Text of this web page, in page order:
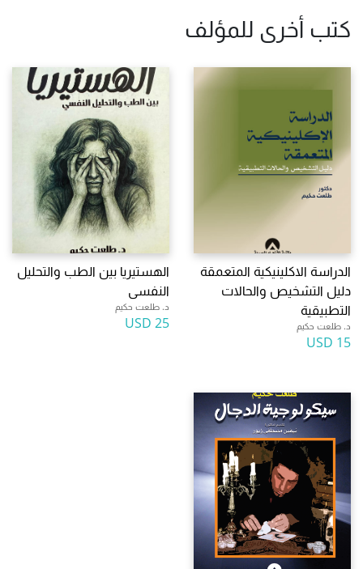
كتب أخرى للمؤلف
الدراسة الاكلينيكية المتعمقة
دليل التشخيص والحالات
التطبيقية
د. طلعت حكيم
15 USD
الهستيريا بين الطب والتحليل
النفسى
د. طلعت حكيم
25 USD